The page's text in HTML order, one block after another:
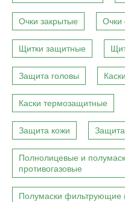
Очки закрытые Очки
Щитки защитные
Защита головы
Каски термозащитные
Защита кожи
Полнолицевые и
противогазовые
Полумаски фильтрующие